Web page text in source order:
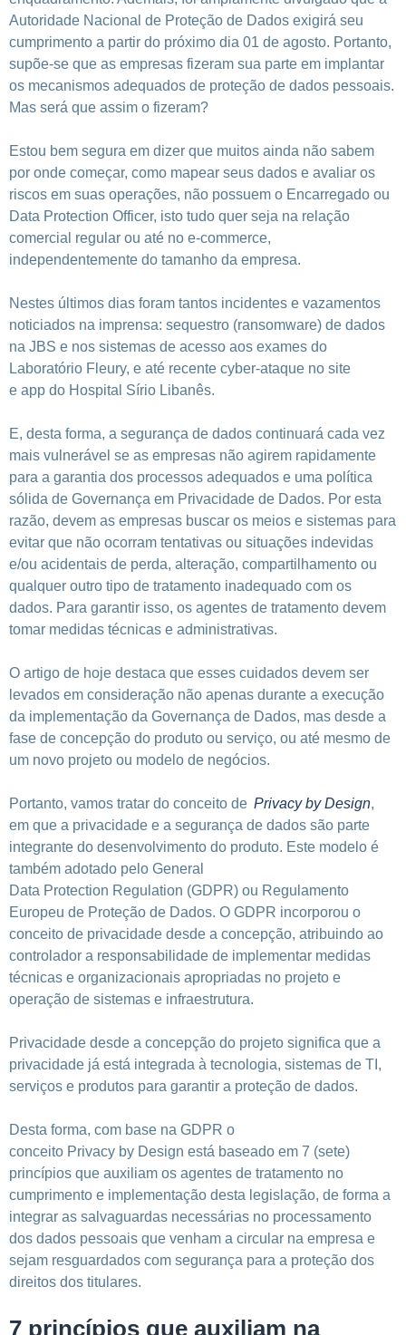
Autoridade Nacional de Proteção de Dados exigirá seu
cumprimento a partir do próximo dia 01 de agosto. Portanto,
supõe-se que as empresas fizeram sua parte em implantar
os mecanismos adequados de proteção de dados pessoais.
Mas será que assim o fizeram?
Estou bem segura em dizer que muitos ainda não sabem
por onde começar, como mapear seus dados e avaliar os
riscos em suas operações, não possuem o Encarregado ou
Data Protection Officer, isto tudo quer seja na relação
comercial regular ou até no e-commerce,
independentemente do tamanho da empresa.
Nestes últimos dias foram tantos incidentes e vazamentos
noticiados na imprensa: sequestro (ransomware) de dados
na JBS e nos sistemas de acesso aos exames do
Laboratório Fleury, e até recente cyber-ataque no site
e app do Hospital Sírio Libanês.
E, desta forma, a segurança de dados continuará cada vez
mais vulnerável se as empresas não agirem rapidamente
para a garantia dos processos adequados e uma política
sólida de Governança em Privacidade de Dados. Por esta
razão, devem as empresas buscar os meios e sistemas para
evitar que não ocorram tentativas ou situações indevidas
e/ou acidentais de perda, alteração, compartilhamento ou
qualquer outro tipo de tratamento inadequado com os
dados. Para garantir isso, os agentes de tratamento devem
tomar medidas técnicas e administrativas.
O artigo de hoje destaca que esses cuidados devem ser
levados em consideração não apenas durante a execução
da implementação da Governança de Dados, mas desde a
fase de concepção do produto ou serviço, ou até mesmo de
um novo projeto ou modelo de negócios.
Portanto, vamos tratar do conceito de Privacy by Design,
em que a privacidade e a segurança de dados são parte
integrante do desenvolvimento do produto. Este modelo é
também adotado pelo General
Data Protection Regulation (GDPR) ou Regulamento
Europeu de Proteção de Dados. O GDPR incorporou o
conceito de privacidade desde a concepção, atribuindo ao
controlador a responsabilidade de implementar medidas
técnicas e organizacionais apropriadas no projeto e
operação de sistemas e infraestrutura.
Privacidade desde a concepção do projeto significa que a
privacidade já está integrada à tecnologia, sistemas de TI,
serviços e produtos para garantir a proteção de dados.
Desta forma, com base na GDPR o
conceito Privacy by Design está baseado em 7 (sete)
princípios que auxiliam os agentes de tratamento no
cumprimento e implementação desta legislação, de forma a
integrar as salvaguardas necessárias no processamento
dos dados pessoais que venham a circular na empresa e
sejam resguardados com segurança para a proteção dos
direitos dos titulares.
7 princípios que auxiliam na